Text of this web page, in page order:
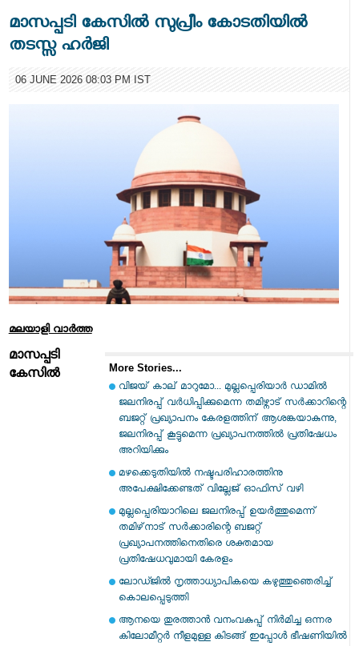
മാസപ്പടി കേസില്‍ സുപ്രീം കോടതിയില്‍
തടസ്സ ഹര്‍ജി
06 JUNE 2026 08:03 PM IST
മലയാളി വാര്‍ത്ത
More Stories...
വിജയ് കാല് മാറുമോ... മുല്ലപ്പെരിയാർ ഡാമിൽ
ജലനിരപ്പ് വർധിപ്പിക്കുമെന്ന തമിഴ്നാട് സർക്കാറിന്റെ
ബജറ്റ് പ്രഖ്യാപനം കേരളത്തിന് ആശങ്കയാകുന്നു,
ജലനിരപ്പ് കൂട്ടുമെന്ന പ്രഖ്യാപനത്തിൽ പ്രതിഷേധം
അറിയിക്കും
മഴക്കെടുതിയില്‍ നഷ്ടപരിഹാരത്തിനു
അപേക്ഷിക്കേണ്ടത് വില്ലേജ് ഓഫിസ് വഴി
മുല്ലപ്പെരിയാറിലെ ജലനിരപ്പ് ഉയര്‍ത്തുമെന്ന്
തമിഴ്‌നാട് സര്‍ക്കാരിന്റെ ബജറ്റ്
പ്രഖ്യാപനത്തിനെതിരെ ശക്തമായ
പ്രതിഷേധവുമായി കേരളം
ലോഡ്ജില്‍ നൃത്താധ്യാപികയെ കഴുത്തുഞെരിച്ച്
കൊലപ്പെടുത്തി
ആനയെ തുരത്താന്‍ വനംവകുപ്പ് നിര്‍മിച്ച ഒന്നര
കിലോമീറ്റര്‍ നീളമുള്ള കിടങ്ങ് ഇപ്പോള്‍ ഭീഷണിയില്‍
മാസപ്പടി
കേസില്‍